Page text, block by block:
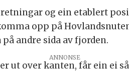
og ein etablert
opp på
andre sida av fjorden.
ANNONSE
ut over kanten, får ein ei